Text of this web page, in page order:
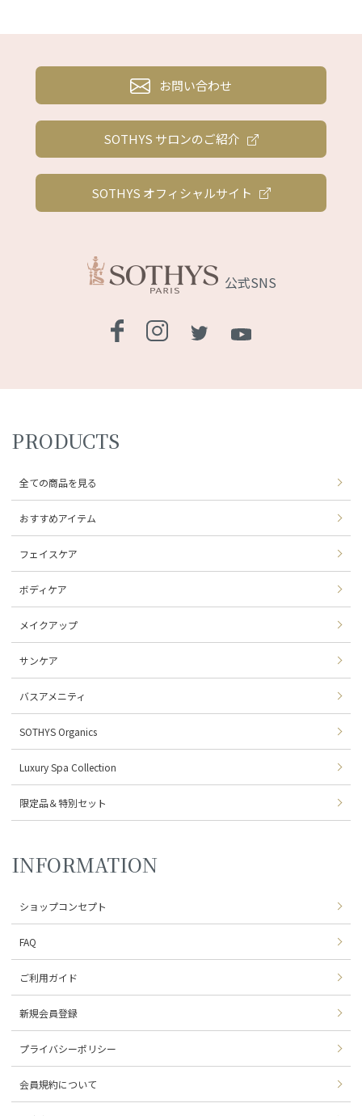
お問い合わせ
SOTHYS サロンのご紹介
SOTHYS オフィシャルサイト
公式SNS
PRODUCTS
全ての商品を見る
おすすめアイテム
フェイスケア
ボディケア
メイクアップ
サンケア
バスアメニティ
SOTHYS Organics
Luxury Spa Collection
限定品＆特別セット
INFORMATION
ショップコンセプト
FAQ
ご利用ガイド
新規会員登録
プライバシーポリシー
会員規約について